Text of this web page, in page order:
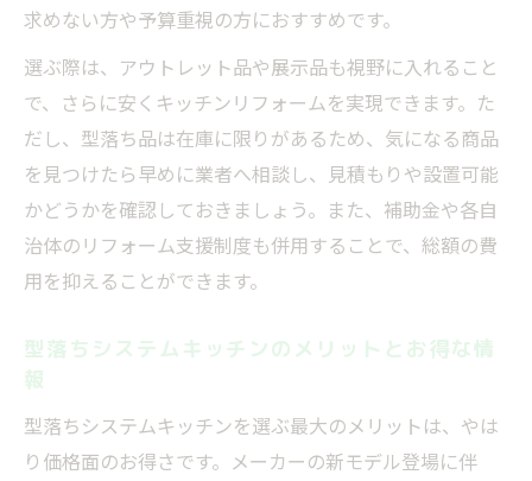
求めない方や予算重視の方におすすめです。
選ぶ際は、アウトレット品や展示品も視野に入れること
で、さらに安くキッチンリフォームを実現できます。た
だし、型落ち品は在庫に限りがあるため、気になる商品
を見つけたら早めに業者へ相談し、見積もりや設置可能
かどうかを確認しておきましょう。また、補助金や各自
治体のリフォーム支援制度も併用することで、総額の費
用を抑えることができます。
型落ちシステムキッチンのメリットとお得な情
報
型落ちシステムキッチンを選ぶ最大のメリットは、やは
り価格面のお得さです。メーカーの新モデル登場に伴